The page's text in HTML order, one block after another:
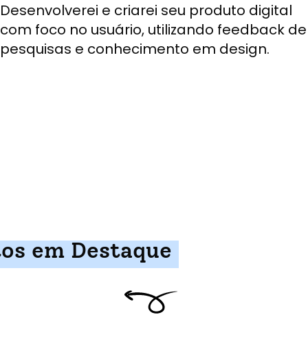
Desenvolverei e criarei seu produto digital
com foco no usuário, utilizando feedback de
pesquisas e conhecimento em design.
em Destaque